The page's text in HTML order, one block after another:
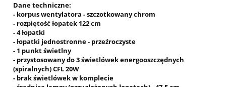
Dane techniczne:
- korpus wentylatora - szczotkowany chrom
- rozpiętość łopatek 122 cm
- 4 łopatki
- łopatki jednostronne - przeźroczyste
- 1 punkt świetlny
- przystosowany do 3 świetlówek energooszczędnych
(spiralnych) CFL 20W
- brak świetlówek w komplecie